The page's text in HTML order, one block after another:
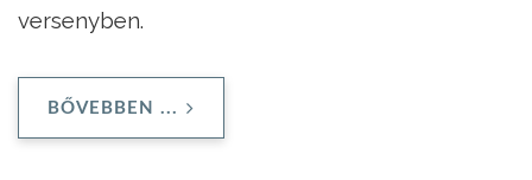
versenyben.
BŐVEBBEN ...